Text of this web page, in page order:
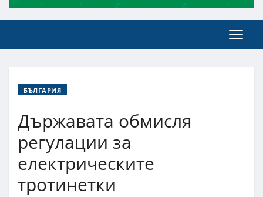
БЪЛГАРИЯ
Държавата обмисля
регулации за
електрическите
тротинетки